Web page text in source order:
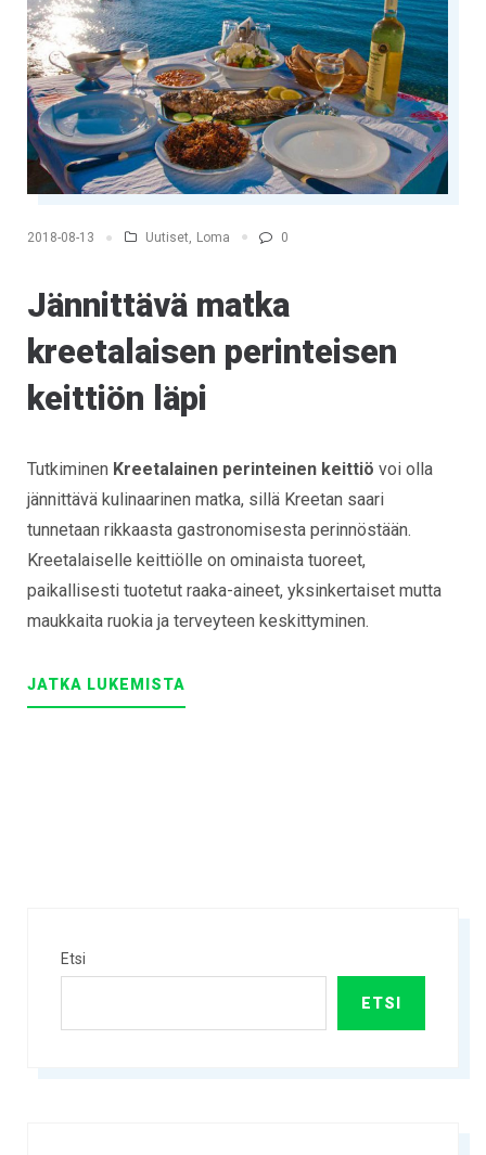
2018-08-13 Uutiset Loma 0
Jännittävä matka
kreetalaisen perinteisen
keittiön läpi
Tutkiminen Kreetalainen perinteinen keittiö voi olla
jännittävä kulinaarinen matka, sillä Kreetan saari
tunnetaan rikkaasta gastronomisesta perinnöstään.
Kreetalaiselle keittiölle on ominaista tuoreet,
paikallisesti tuotetut raaka-aineet, yksinkertaiset mutta
maukkaita ruokia ja terveyteen keskittyminen.
JATKA LUKEMISTA
EXITING
Etsi
ETSI